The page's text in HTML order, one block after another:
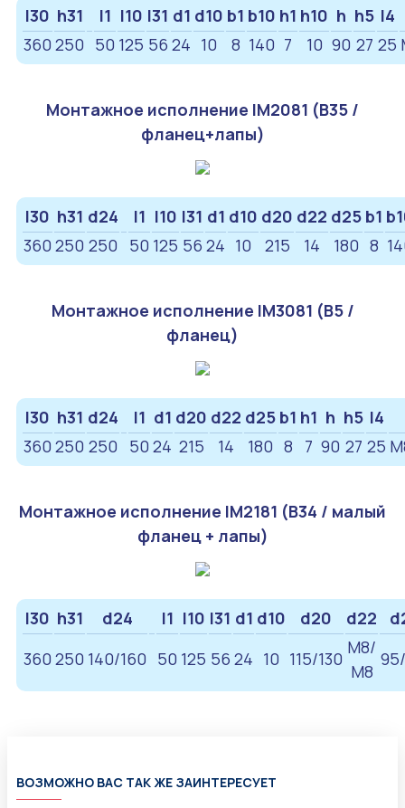
l30 h31 l1 l10 l31 d1 d10 b1 b10 h1 h10 h h5 l4
360 250 50 125 56 24 10 8 140 7 10 90 27 25
Монтажное исполнение IM2081 (B35 /
фланец+лапы)
l30 h31 d24 l1 l10 l31 d1 d10 d20 d22 d25 b1
360 250 250 50 125 56 24 10 215 14 180 8
Монтажное исполнение IM3081 (B5 /
фланец)
l30 h31 d24 l1 d1 d20 d22 d25 b1 h1 h h5 l4
360 250 250 50 24 215 14 180 8 7 90 27 25
Монтажное исполнение IM2181 (B34 / малый
фланец + лапы)
l30 h31 d24 l1 l10 l31 d1 d10 d20 d22
360 250 140/160 50 125 56 24 10 115/130
M8/
М8
ВОЗМОЖНО ВАС ТАК ЖЕ ЗАИНТЕРЕСУЕТ